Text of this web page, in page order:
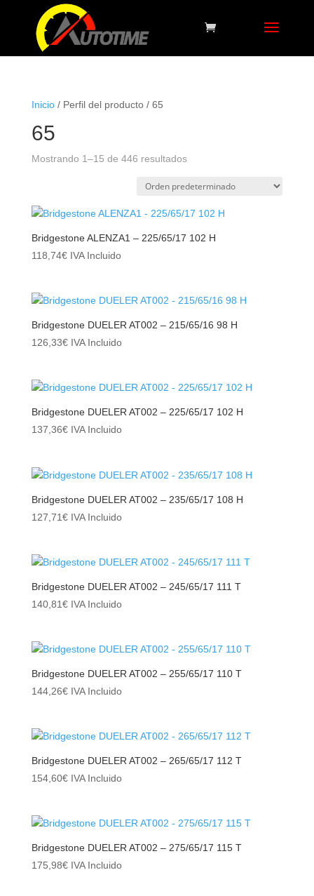
Inicio/ Perfil del producto / 65
65
Mostrando 1–15 de 446 resultados
Bridgestone ALENZA1 – 225/65/17 102 H
118,74€ IVA Incluido
Bridgestone DUELER AT002 – 215/65/16 98 H
126,33€ IVA Incluido
Bridgestone DUELER AT002 – 225/65/17 102 H
137,36€ IVA Incluido
Bridgestone DUELER AT002 – 235/65/17 108 H
127,71€ IVA Incluido
Bridgestone DUELER AT002 – 245/65/17 111 T
140,81€ IVA Incluido
Bridgestone DUELER AT002 – 255/65/17 110 T
144,26€ IVA Incluido
Bridgestone DUELER AT002 – 265/65/17 112 T
154,60€ IVA Incluido
Bridgestone DUELER AT002 – 275/65/17 115 T
175,98€ IVA Incluido